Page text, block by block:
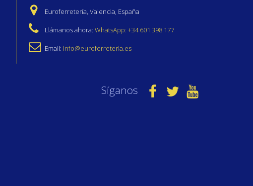
Euroferretería, Valencia, España
Llámanos ahora: WhatsApp: +34 601 398 177
Email: info@euroferreteria.es
Síganos